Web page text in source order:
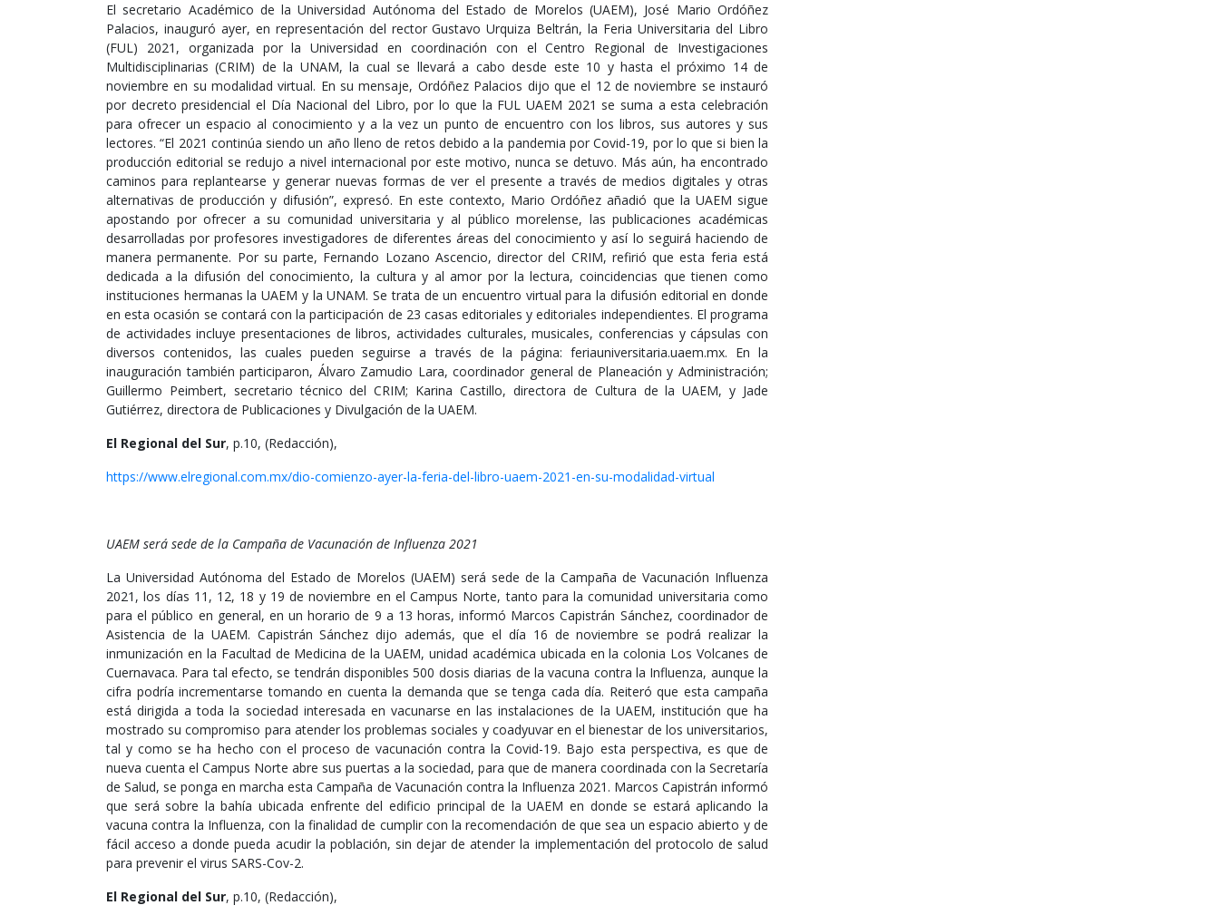
El secretario Académico de la Universidad Autónoma del Estado de Morelos (UAEM), José Mario Ordóñez
Palacios, inauguró ayer, en representación del rector Gustavo Urquiza Beltrán, la Feria Universitaria del Libro
(FUL) 2021, organizada por la Universidad en coordinación con el Centro Regional de Investigaciones
Multidisciplinarias (CRIM) de la UNAM, la cual se llevará a cabo desde este 10 y hasta el próximo 14 de
noviembre en su modalidad virtual. En su mensaje, Ordóñez Palacios dijo que el 12 de noviembre se instauró
por decreto presidencial el Día Nacional del Libro, por lo que la FUL UAEM 2021 se suma a esta celebración
para ofrecer un espacio al conocimiento y a la vez un punto de encuentro con los libros, sus autores y sus
lectores. “El 2021 continúa siendo un año lleno de retos debido a la pandemia por Covid-19, por lo que si bien la
producción editorial se redujo a nivel internacional por este motivo, nunca se detuvo. Más aún, ha encontrado
caminos para replantearse y generar nuevas formas de ver el presente a través de medios digitales y otras
alternativas de producción y difusión”, expresó. En este contexto, Mario Ordóñez añadió que la UAEM sigue
apostando por ofrecer a su comunidad universitaria y al público morelense, las publicaciones académicas
desarrolladas por profesores investigadores de diferentes áreas del conocimiento y así lo seguirá haciendo de
manera permanente. Por su parte, Fernando Lozano Ascencio, director del CRIM, refirió que esta feria está
dedicada a la difusión del conocimiento, la cultura y al amor por la lectura, coincidencias que tienen como
instituciones hermanas la UAEM y la UNAM. Se trata de un encuentro virtual para la difusión editorial en donde
en esta ocasión se contará con la participación de 23 casas editoriales y editoriales independientes. El programa
de actividades incluye presentaciones de libros, actividades culturales, musicales, conferencias y cápsulas con
diversos contenidos, las cuales pueden seguirse a través de la página: feriauniversitaria.uaem.mx. En la
inauguración también participaron, Álvaro Zamudio Lara, coordinador general de Planeación y Administración;
Guillermo Peimbert, secretario técnico del CRIM; Karina Castillo, directora de Cultura de la UAEM, y Jade
Gutiérrez, directora de Publicaciones y Divulgación de la UAEM.
El Regional del Sur, p.10, (Redacción),
https://www.elregional.com.mx/dio-comienzo-ayer-la-feria-del-libro-uaem-2021-en-su-modalidad-virtual
UAEM será sede de la Campaña de Vacunación de Influenza 2021
La Universidad Autónoma del Estado de Morelos (UAEM) será sede de la Campaña de Vacunación Influenza
2021, los días 11, 12, 18 y 19 de noviembre en el Campus Norte, tanto para la comunidad universitaria como
para el público en general, en un horario de 9 a 13 horas, informó Marcos Capistrán Sánchez, coordinador de
Asistencia de la UAEM. Capistrán Sánchez dijo además, que el día 16 de noviembre se podrá realizar la
inmunización en la Facultad de Medicina de la UAEM, unidad académica ubicada en la colonia Los Volcanes de
Cuernavaca. Para tal efecto, se tendrán disponibles 500 dosis diarias de la vacuna contra la Influenza, aunque la
cifra podría incrementarse tomando en cuenta la demanda que se tenga cada día. Reiteró que esta campaña
está dirigida a toda la sociedad interesada en vacunarse en las instalaciones de la UAEM, institución que ha
mostrado su compromiso para atender los problemas sociales y coadyuvar en el bienestar de los universitarios,
tal y como se ha hecho con el proceso de vacunación contra la Covid-19. Bajo esta perspectiva, es que de
nueva cuenta el Campus Norte abre sus puertas a la sociedad, para que de manera coordinada con la Secretaría
de Salud, se ponga en marcha esta Campaña de Vacunación contra la Influenza 2021. Marcos Capistrán informó
que será sobre la bahía ubicada enfrente del edificio principal de la UAEM en donde se estará aplicando la
vacuna contra la Influenza, con la finalidad de cumplir con la recomendación de que sea un espacio abierto y de
fácil acceso a donde pueda acudir la población, sin dejar de atender la implementación del protocolo de salud
para prevenir el virus SARS-Cov-2.
El Regional del Sur, p.10, (Redacción),